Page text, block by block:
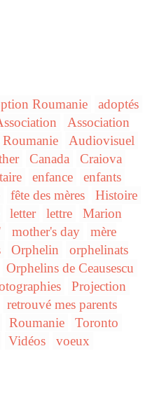
Roumanie
adoptés
Association
Roumanie
Audiovisuel
Canada
Craiova
enfance
enfants
fête des mères
Histoire
letter lettre
Marion
mother's day
mère
Orphelin
orphelinats
Orphelins de Ceausescu
Projection
retrouvé mes parents
Roumanie
Toronto
Vidéos voeux